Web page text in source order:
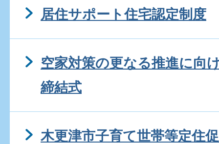
居住サポート住宅認定制度
空家対策の更なる推進に向
締結式
木更津市子育て世帯等定住